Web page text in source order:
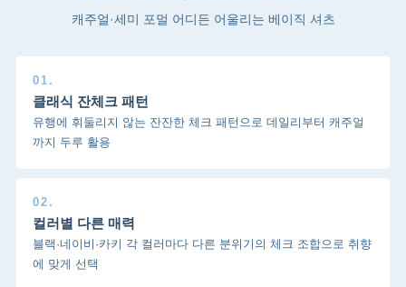
캐주얼·세미 포멀 어디든 어울리는 베이직 셔츠
01.
클래식 잔체크 패턴
유행에 휘둘리지 않는 잔잔한 체크 패턴으로 데일리부터 캐주얼
까지 두루 활용
02.
컬러별 다른 매력
블랙·네이비·카키 각 컬러마다 다른 분위기의 체크 조합으로 취향
에 맞게 선택